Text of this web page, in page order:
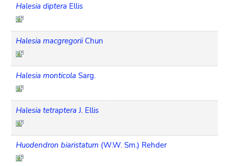
Halesia diptera Ellis
Halesia macgregorii Chun
Halesia monticola Sarg.
Halesia tetraptera J. Ellis
Huodendron biaristatum (W.W. Sm.) Rehder